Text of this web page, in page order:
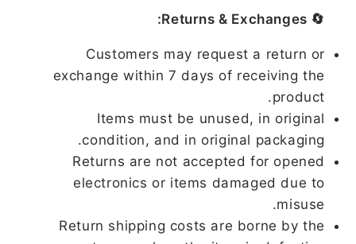
🔄 Returns & Exchanges:
Customers may request a return or
exchange within 7 days of receiving the
product.
Items must be unused, in original
condition, and in original packaging.
Returns are not accepted for opened
electronics or items damaged due to
misuse.
Return shipping costs are borne by the